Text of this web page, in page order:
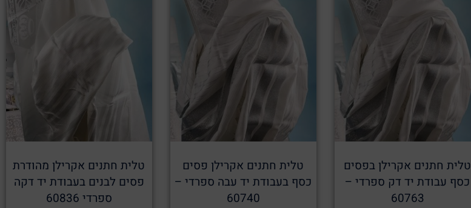
טלית חתנים אקרילן בפסים
כסף עבודת יד דק ספרדי –
60763
טלית חתנים אקרילן פסים
כסף בעבודת יד עבה ספרדי –
60740
טלית חתנים אקרילן מהודרת
פסים לבנים בעבודת יד דקה
ספרדי 60836